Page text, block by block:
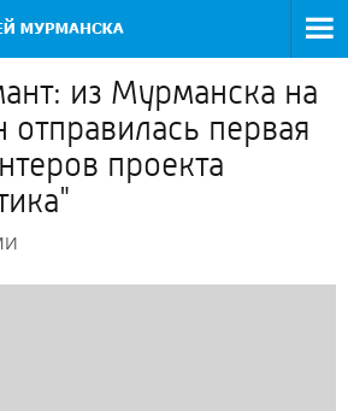
из Мурманска на
первая
проекта